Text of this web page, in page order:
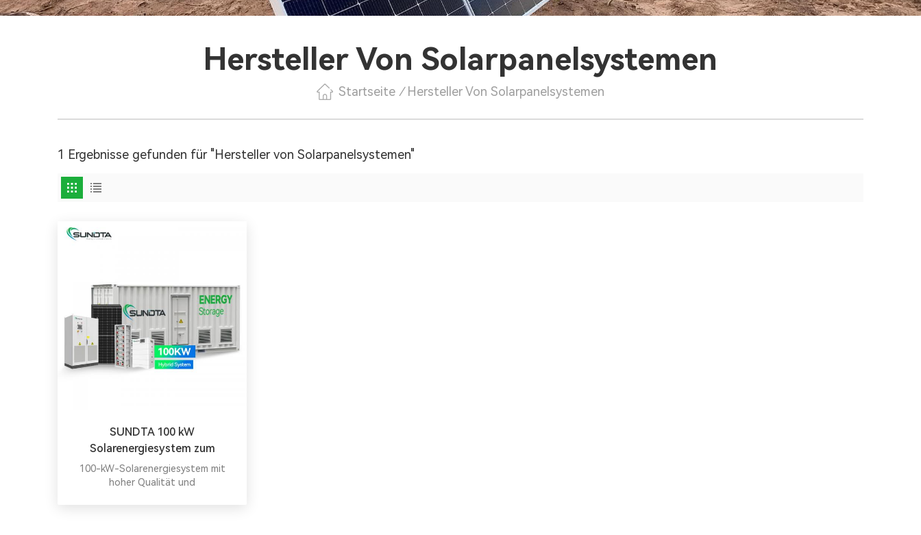
Hersteller Von Solarpanelsystemen
Startseite / Hersteller Von Solarpanelsystemen
1 Ergebnisse gefunden für "Hersteller von Solarpanelsystemen"
SUNDTA 100 kW
Solarenergiesystem zum
Fabrikpreis
100-kW-Solarenergiesystem mit
hoher Qualität und